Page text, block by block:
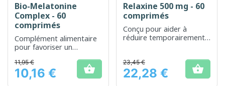
Bio-Melatonine
Complex - 60
comprimés
Complément alimentaire
pour favoriser un
Prix
11,95 €
10,16 € 
Relaxine 500 mg - 60
comprimés
Conçu pour aider à
réduire temporairement
Prix
23,45 €
22,28 € 